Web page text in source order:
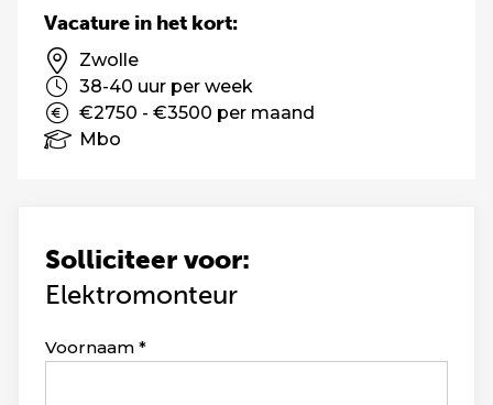
Solliciteer voor:
Elektromonteur
Leave
Voornaam
Vacature in het kort:
Zwolle
38-40 uur per week
€2750 - €3500 per maand
Mbo